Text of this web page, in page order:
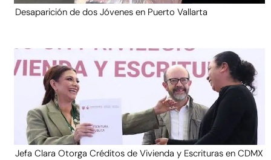
Desaparición de dos Jóvenes en Puerto Vallarta
Jefa Clara Otorga Créditos de Vivienda y Escrituras en CDMX